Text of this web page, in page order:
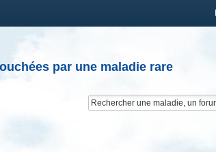
par une maladie rare